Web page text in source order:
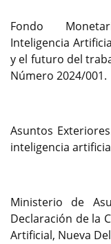
Fondo
Inteligencia
y el futuro del
Número 2024/001.
Asuntos
inteligencia
Ministerio de
Declaración de la
Artificial, Nueva